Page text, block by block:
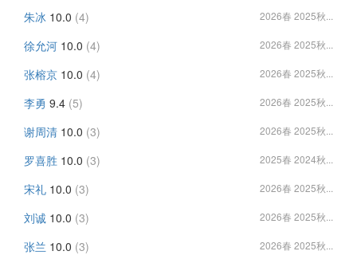
朱冰 10.0 (4) 2026春 2025秋...
徐允河 10.0 (4) 2026春 2025秋...
张榕京 10.0 (4) 2026春 2025秋...
李勇 9.4 (5) 2026春 2025秋...
谢周清 10.0 (3) 2026春 2025秋...
罗喜胜 10.0 (3) 2025春 2024秋...
宋礼 10.0 (3) 2026春 2025秋...
刘诚 10.0 (3) 2026春 2025秋...
张兰 10.0 (3) 2026春 2025秋...